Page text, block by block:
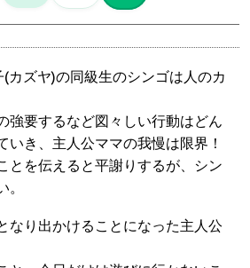
カズヤ)の同級生のシンゴは人のカ
強要するなど図々しい行動はどん
いき、主人公ママの我慢は限界！
とを伝えると平謝りするが、シン
なり出かけることになった主人公